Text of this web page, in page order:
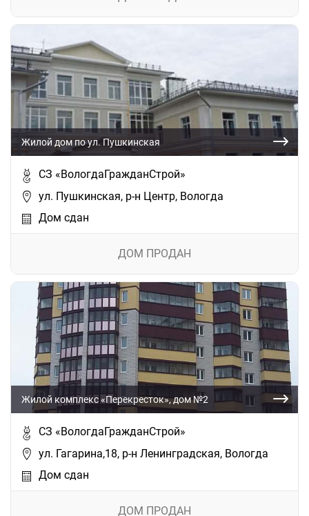
Жилой дом по ул. Пушкинская
СЗ «ВологдаГражданСтрой»
ул. Пушкинская, р-н Центр, Вологда
Дом сдан
ДОМ ПРОДАН
Жилой комплекс «Перекресток», дом №2
СЗ «ВологдаГражданСтрой»
ул. Гагарина,18, р-н Ленинградская, Вологда
Дом сдан
ДОМ ПРОДАН